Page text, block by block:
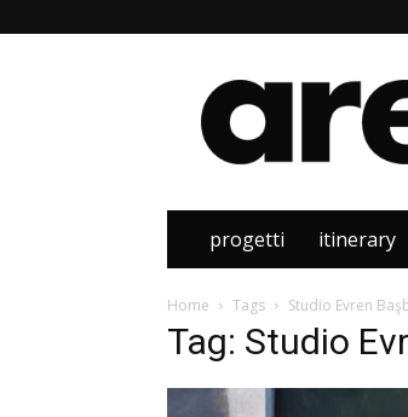
Area
progetti itinerary
Home Tags Studio Evren
Tag: Studio